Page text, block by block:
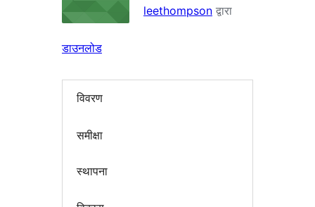
leethompson द्वारा
डाउनलोड
विवरण
समीक्षा
स्थापना